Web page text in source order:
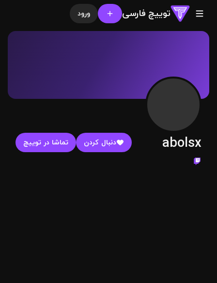
توییچ فارسی ورود
abolsx دنبال کردن تماشا در توییچ